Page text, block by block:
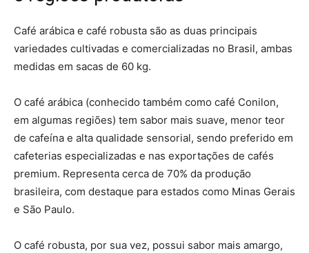
Café arábica e café robusta são as duas principais
variedades cultivadas e comercializadas no Brasil, ambas
medidas em sacas de 60 kg.
O café arábica (conhecido também como café Conilon,
em algumas regiões) tem sabor mais suave, menor teor
de cafeína e alta qualidade sensorial, sendo preferido em
cafeterias especializadas e nas exportações de cafés
premium. Representa cerca de 70% da produção
brasileira, com destaque para estados como Minas Gerais
e São Paulo.
O café robusta, por sua vez, possui sabor mais amargo,